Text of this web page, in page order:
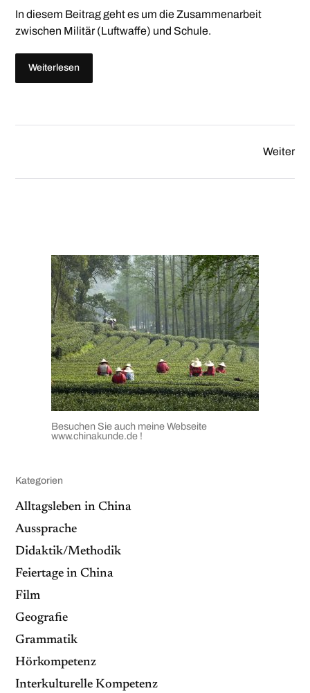
In diesem Beitrag geht es um die Zusammenarbeit
zwischen Militär (Luftwaffe) und Schule.
Weiterlesen
Weiter
Besuchen Sie auch meine Webseite
www.chinakunde.de !
Kategorien
Alltagsleben in China
Aussprache
Didaktik/Methodik
Feiertage in China
Film
Geografie
Grammatik
Hörkompetenz
Interkulturelle Kompetenz